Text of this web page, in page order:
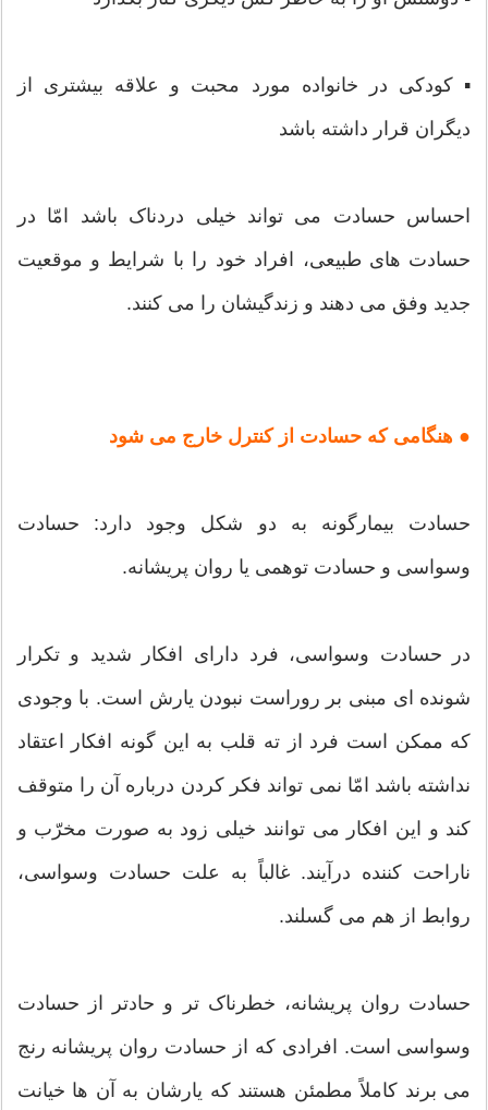
▪ کودکی در خانواده مورد محبت و علاقه بیشتری از
دیگران قرار داشته باشد
احساس حسادت می تواند خیلی دردناک باشد امّا در
حسادت های طبیعی، افراد خود را با شرایط و موقعیت
جدید وفق می دهند و زندگیشان را می کنند.
● هنگامی که حسادت از کنترل خارج می شود
حسادت بیمارگونه به دو شکل وجود دارد: حسادت
وسواسی و حسادت توهمی یا روان پریشانه.
در حسادت وسواسی، فرد دارای افکار شدید و تکرار
شونده ای مبنی بر روراست نبودن یارش است. با وجودی
که ممکن است فرد از ته قلب به این گونه افکار اعتقاد
نداشته باشد امّا نمی تواند فکر کردن درباره آن را متوقف
کند و این افکار می توانند خیلی زود به صورت مخرّب و
ناراحت کننده درآیند. غالباً به علت حسادت وسواسی،
روابط از هم می گسلند.
حسادت روان پریشانه، خطرناک تر و حادتر از حسادت
وسواسی است. افرادی که از حسادت روان پریشانه رنج
می برند کاملاً مطمئن هستند که یارشان به آن ها خیانت